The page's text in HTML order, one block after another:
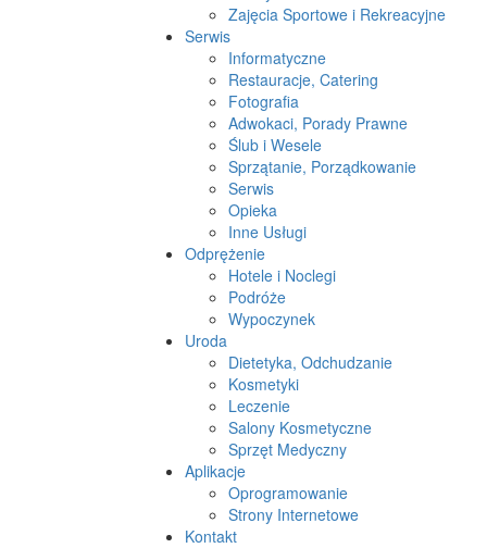
Zajęcia Sportowe i Rekreacyjne
Serwis
Informatyczne
Restauracje, Catering
Fotografia
Adwokaci, Porady Prawne
Ślub i Wesele
Sprzątanie, Porządkowanie
Serwis
Opieka
Inne Usługi
Odprężenie
Hotele i Noclegi
Podróże
Wypoczynek
Uroda
Dietetyka, Odchudzanie
Kosmetyki
Leczenie
Salony Kosmetyczne
Sprzęt Medyczny
Aplikacje
Oprogramowanie
Strony Internetowe
Kontakt